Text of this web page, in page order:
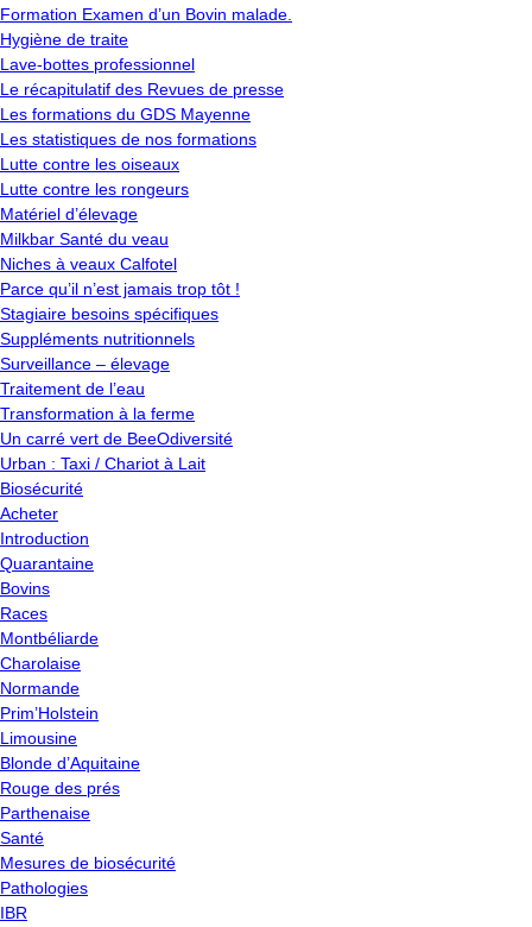
Formation Examen d’un Bovin malade.
Hygiène de traite
Lave-bottes professionnel
Le récapitulatif des Revues de presse
Les formations du GDS Mayenne
Les statistiques de nos formations
Lutte contre les oiseaux
Lutte contre les rongeurs
Matériel d’élevage
Milkbar Santé du veau
Niches à veaux Calfotel
Parce qu’il n’est jamais trop tôt !
Stagiaire besoins spécifiques
Suppléments nutritionnels
Surveillance – élevage
Traitement de l’eau
Transformation à la ferme
Un carré vert de BeeOdiversité
Urban : Taxi / Chariot à Lait
Biosécurité
Acheter
Introduction
Quarantaine
Bovins
Races
Montbéliarde
Charolaise
Normande
Prim’Holstein
Limousine
Blonde d’Aquitaine
Rouge des prés
Parthenaise
Santé
Mesures de biosécurité
Pathologies
IBR